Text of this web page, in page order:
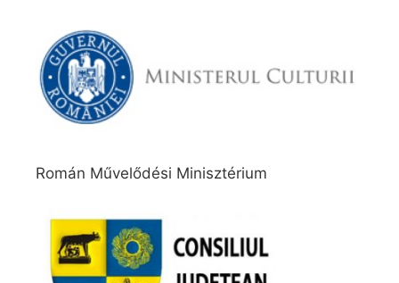
Román Művelődési Minisztérium